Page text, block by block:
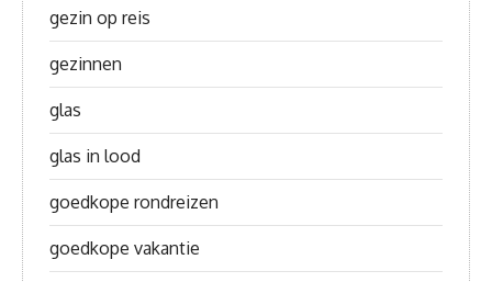
gezin op reis
gezinnen
glas
glas in lood
goedkope rondreizen
goedkope vakantie